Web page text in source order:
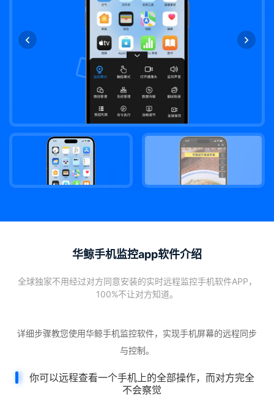
华鲸手机监控app软件介绍
全球独家不用经过对方同意安装的实时远程监控手机软件APP，
100%不让对方知道。
详细步骤教您使用华鲸手机监控软件，实现手机屏幕的远程同步
与控制。
你可以远程查看一个手机上的全部操作，而对方完全
不会察觉